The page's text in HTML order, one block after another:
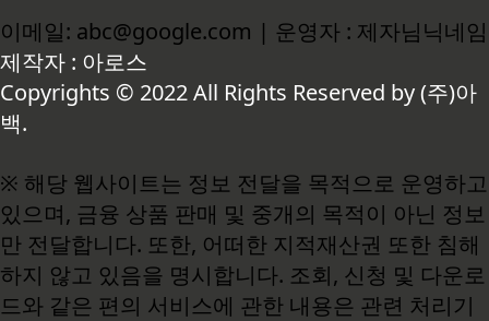
이메일: abc@google.com | 운영자 : 제자님닉네임
제작자 : 아로스
Copyrights © 2022 All Rights Reserved by (주)아
백.
※ 해당 웹사이트는 정보 전달을 목적으로 운영하고
있으며, 금융 상품 판매 및 중개의 목적이 아닌 정보
만 전달합니다. 또한, 어떠한 지적재산권 또한 침해
하지 않고 있음을 명시합니다. 조회, 신청 및 다운로
드와 같은 편의 서비스에 관한 내용은 관련 처리기